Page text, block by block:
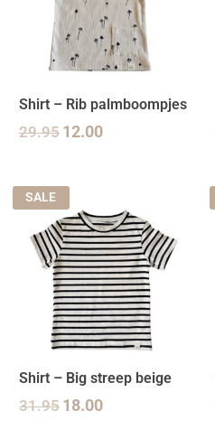
Shirt – Rib palmboompjes
29.95 12.00
SALE
Shirt – Big streep beige
31.95 18.00